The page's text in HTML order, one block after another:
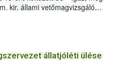
kir. állami vetőmagvizsgáló
alatti, Czigler Győző által
állatjóléti ülése